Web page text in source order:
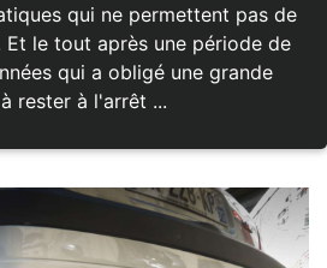
qui ne permettent pas de
Et le tout après une période de
qui a obligé une grande
rester à l'arrêt ...